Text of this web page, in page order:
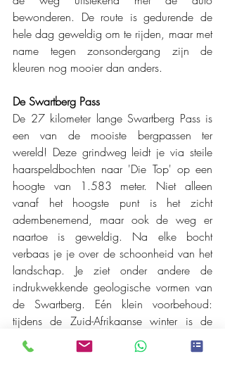
bewonderen. De route is gedurende de
hele dag geweldig om te rijden, maar met
name tegen zonsondergang zijn de
kleuren nog mooier dan anders.
De Swartberg Pass
De 27 kilometer lange Swartberg Pass is
een van de mooiste bergpassen ter
wereld! Deze grindweg leidt je via steile
haarspeldbochten naar 'Die Top' op een
hoogte van 1.583 meter. Niet alleen
vanaf het hoogste punt is het zicht
adembenemend, maar ook de weg er
naartoe is geweldig. Na elke bocht
verbaas je je over de schoonheid van het
landschap. Je ziet onder andere de
indrukwekkende geologische vormen van
de Swartberg. Eén klein voorbehoud:
tijdens de Zuid-Afrikaanse winter is de
Swartberg Pass af en toe gesloten wegens
de sneeuw.